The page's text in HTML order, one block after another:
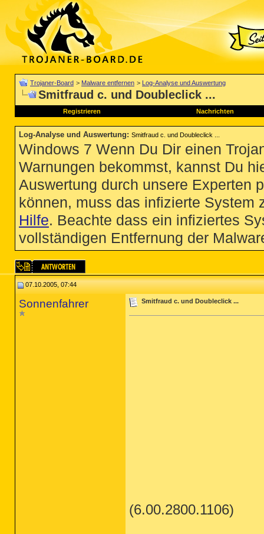
Trojaner-Board > Malware entfernen > Log-Analyse und Auswertung
Smitfraud c. und Doubleclick ...
Registrieren Nachrichten
Log-Analyse und Auswertung: Smitfraud c. und Doubleclick ...
Windows 7 Wenn Du Dir einen
Warnungen bekommst, kannst Du
Auswertung durch unsere Experten
können, muss das infizierte System
Hilfe. Beachte dass ein infiziertes
vollständigen Entfernung der
07.10.2005, 07:44
Sonnenfahrer Smitfraud c. und Doubleclick ...
(6.00.2800.1106)